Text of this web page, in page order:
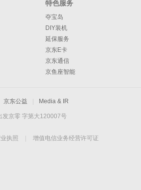
特色服务
夺宝岛
DIY装机
延保服务
京东E卡
京东通信
京鱼座智能
京东公益 Media & IR
发京零 字第大120007号
执照
增值电信业务经营许可证